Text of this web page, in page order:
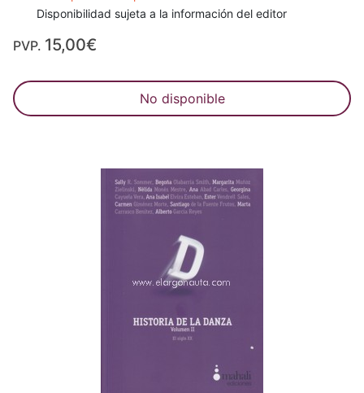
Disponibilidad sujeta a la información del editor
PVP. 15,00€
No disponible